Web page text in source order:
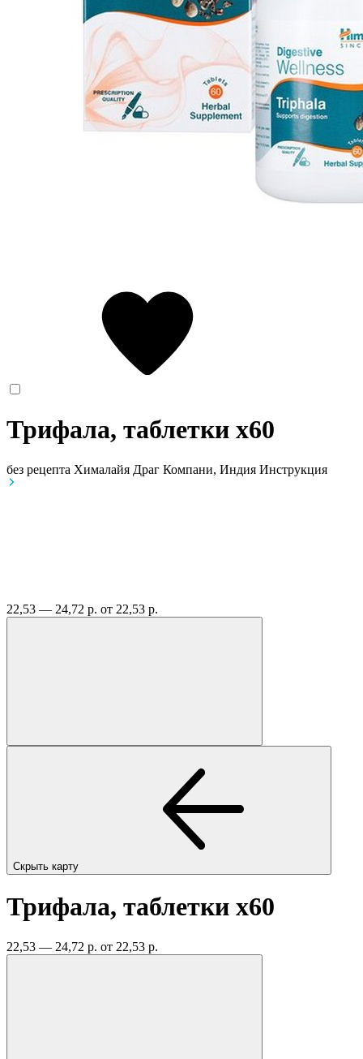
Трифала, таблетки x60
без рецепта Хималайя Драг Компани, Индия Инструкция
22,53 — 24,72 р. от 22,53 р.
Скрыть карту
Трифала, таблетки x60
22,53 — 24,72 р. от 22,53 р.